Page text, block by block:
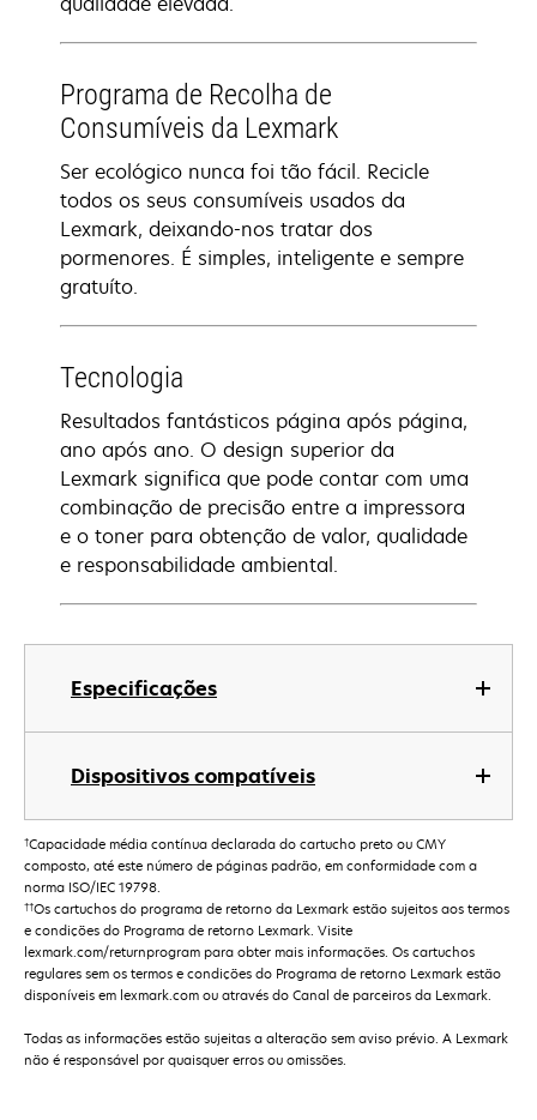
Especificações
Dispositivos compatíveis
Programa de Recolha de
Consumíveis da Lexmark
Ser ecológico nunca foi tão fácil. Recicle
todos os seus consumíveis usados da
Lexmark, deixando-nos tratar dos
pormenores. É simples, inteligente e sempre
gratuíto.
Tecnologia
Resultados fantásticos página após página,
ano após ano. O design superior da
Lexmark significa que pode contar com uma
combinação de precisão entre a impressora
e o toner para obtenção de valor, qualidade
e responsabilidade ambiental.
†Capacidade média contínua declarada do cartucho preto ou CMY
composto, até este número de páginas padrão, em conformidade com a
norma ISO/IEC 19798.
††Os cartuchos do programa de retorno da Lexmark estão sujeitos aos termos
e condições do Programa de retorno Lexmark. Visite
lexmark.com/returnprogram para obter mais informações. Os cartuchos
regulares sem os termos e condições do Programa de retorno Lexmark estão
disponíveis em lexmark.com ou através do Canal de parceiros da Lexmark.
Todas as informações estão sujeitas a alteração sem aviso prévio. A Lexmark
não é responsável por quaisquer erros ou omissões.